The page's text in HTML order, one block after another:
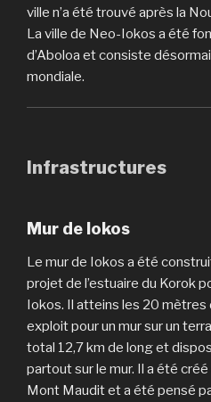
ville n’a été trouvé après la
La ville de Neo-Iokos a été
d’Aboloa et consiste
mondiale.
Infrastructures
Mur de Iokos
Le mur de Iokos a été
projet de l’estuaire du Korok
Iokos. Il atteins les 20 mètres
exploit pour un mur sur un
total 12,7 km de long et
partout sur le mur. Il a été
Mont Maudit et a été pensé